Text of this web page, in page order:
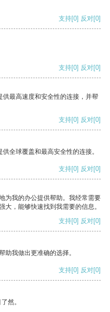
支持[0] 反对[0]
支持[0] 反对[0]
最高速度和安全性的连接，并帮
支持[0] 反对[0]
全球覆盖和最高安全性的连接。
支持[0] 反对[0]
为我的办公提供帮助。我经常需要
大，能够快速找到我需要的信息。
支持[0] 反对[0]
助我做出更准确的选择。
支持[0] 反对[0]
然。